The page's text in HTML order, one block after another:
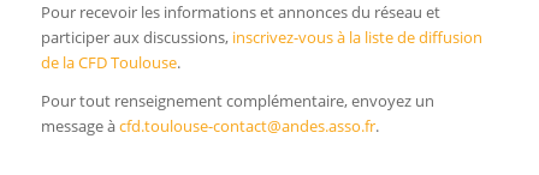
Pour recevoir les informations et annonces du réseau et
participer aux discussions, inscrivez-vous à la liste de diffusion
de la CFD Toulouse.
Pour tout renseignement complémentaire, envoyez un
message àcfd.toulouse-contact@andes.asso.fr.